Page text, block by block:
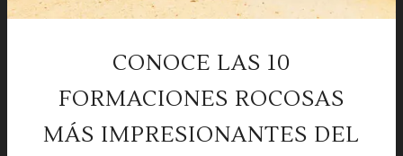
CONOCE LAS 10
FORMACIONES ROCOSAS
MÁS IMPRESIONANTES DEL